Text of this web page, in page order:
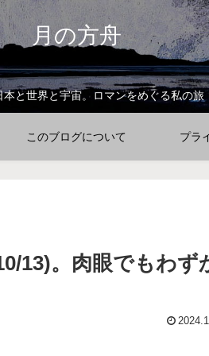
月の方舟
本と世界と宇宙。ロマンをめぐる私の旅
このブログについて プラ
13)。肉眼でもわず